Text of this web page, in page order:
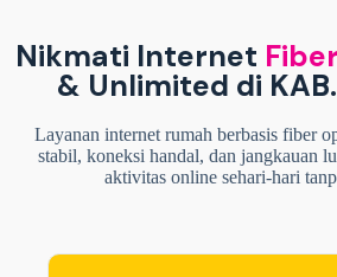
Nikmati Internet
& Unlimited di
Layanan internet rumah berbasis fiber
stabil, koneksi handal, dan jangkauan
aktivitas online sehari-hari